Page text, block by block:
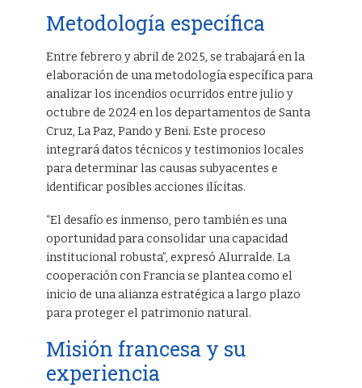
Metodología específica
Entre febrero y abril de 2025, se trabajará en la
elaboración de una metodología específica para
analizar los incendios ocurridos entre julio y
octubre de 2024 en los departamentos de Santa
Cruz, La Paz, Pando y Beni. Este proceso
integrará datos técnicos y testimonios locales
para determinar las causas subyacentes e
identificar posibles acciones ilícitas.
“El desafío es inmenso, pero también es una
oportunidad para consolidar una capacidad
institucional robusta”, expresó Alurralde. La
cooperación con Francia se plantea como el
inicio de una alianza estratégica a largo plazo
para proteger el patrimonio natural.
Misión francesa y su
experiencia